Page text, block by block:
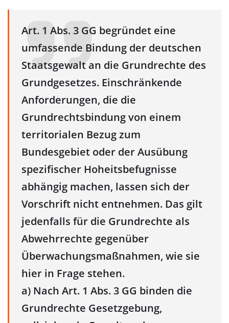
Art. 1 Abs. 3 GG begründet eine
umfassende Bindung der deutschen
Staatsgewalt an die Grundrechte des
Grundgesetzes. Einschränkende
Anforderungen, die die
Grundrechtsbindung von einem
territorialen Bezug zum
Bundesgebiet oder der Ausübung
spezifischer Hoheitsbefugnisse
abhängig machen, lassen sich der
Vorschrift nicht entnehmen. Das gilt
jedenfalls für die Grundrechte als
Abwehrrechte gegenüber
Überwachungsmaßnahmen, wie sie
hier in Frage stehen.
a) Nach Art. 1 Abs. 3 GG binden die
Grundrechte Gesetzgebung,